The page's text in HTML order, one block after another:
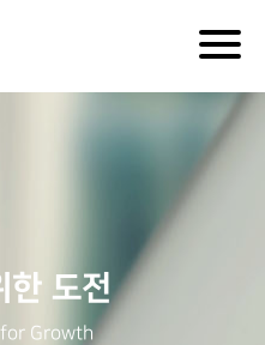
한 도전
Growth